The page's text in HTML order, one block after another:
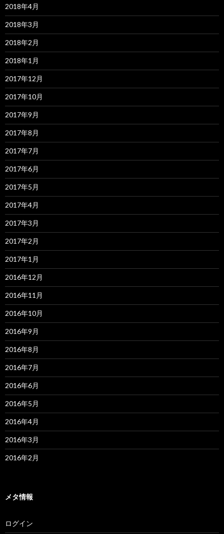
2018年4月
2018年3月
2018年2月
2018年1月
2017年12月
2017年10月
2017年9月
2017年8月
2017年7月
2017年6月
2017年5月
2017年4月
2017年3月
2017年2月
2017年1月
2016年12月
2016年11月
2016年10月
2016年9月
2016年8月
2016年7月
2016年6月
2016年5月
2016年4月
2016年3月
2016年2月
メタ情報
ログイン